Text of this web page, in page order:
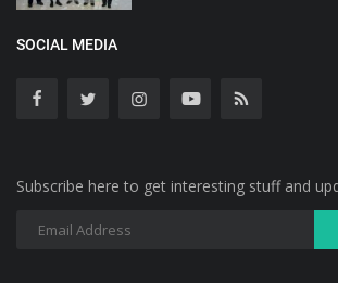
SOCIAL MEDIA
Subscribe here to get interesting stuff and